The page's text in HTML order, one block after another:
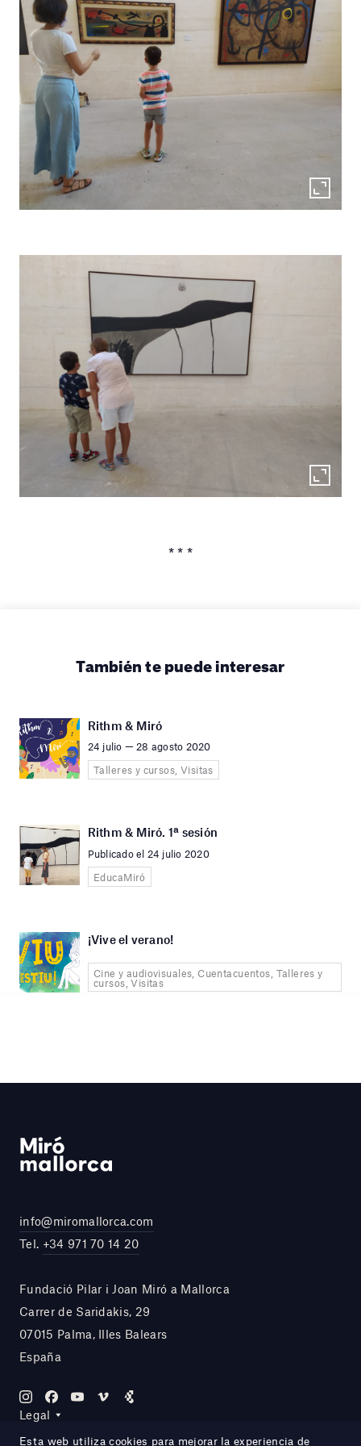
* * *
También te puede interesar
Rithm & Miró
24 julio — 28 agosto 2020
Talleres y cursos, Visitas
Rithm & Miró. 1ª sesión
Publicado el 24 julio 2020
EducaMiró
¡Vive el verano!
Cine y audiovisuales, Cuentacuentos, Talleres y
cursos, Visitas
info@miromallorca.com
Tel. +34 971 70 14 20
Fundació Pilar i Joan Miró a Mallorca
Carrer de Saridakis, 29
07015 Palma, Illes Balears
España
Legal
Esta web utiliza cookies para mejorar la experiencia de